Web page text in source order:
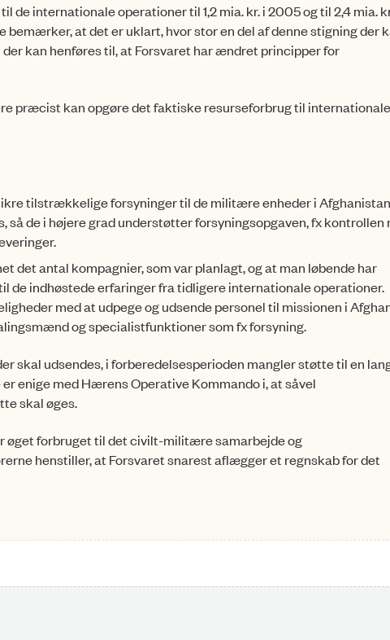
de internationale operationer til 1,2 mia. kr. i 2005 og til 2,4 mia.
bemærker, at det er uklart, hvor stor en del af denne stigning der
kan henføres til, at Forsvaret har æn­dret principper for
præcist kan opgøre det faktiske resurseforbrug til internationale
tilstrækkelige forsyninger til de militære enheder i
de i højere grad understøtter forsyningsopgaven, fx kontrollen
det antal kompagnier, som var plan­lagt, og at man løbende har
de ind­høstede erfaringer fra tidligere internationale operationer.
med at udpege og udsende personel til missionen i
og specialist­funktioner som fx forsyning.
skal udsendes, i forberedelsesperioden mangler støtte til en
enige med Hærens Operative Kommando i, at såvel
skal øges.
øget forbruget til det civilt-militære samarbejde og
henstiller, at Forsvaret snarest aflægger et regnskab for det